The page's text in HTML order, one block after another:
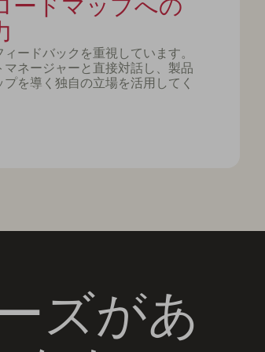
ードマップへの
ィードバックを重視しています。
マネージャーと直接対話し、製品
プを導く独自の立場を活用してく
ズがあ